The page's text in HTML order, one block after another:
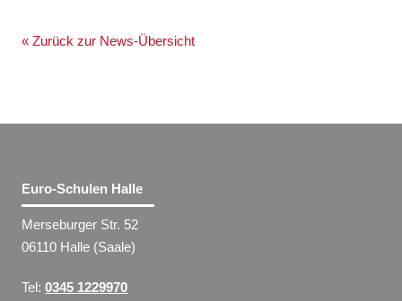
« Zurück zur News-Übersicht
Euro-Schulen Halle
Merseburger Str. 52
06110 Halle (Saale)
Tel:0345 1229970